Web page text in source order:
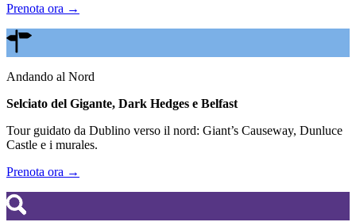
Prenota ora →
Andando al Nord
Selciato del Gigante, Dark Hedges e Belfast
Tour guidato da Dublino verso il nord: Giant’s Causeway, Dunluce
Castle e i murales.
Prenota ora →